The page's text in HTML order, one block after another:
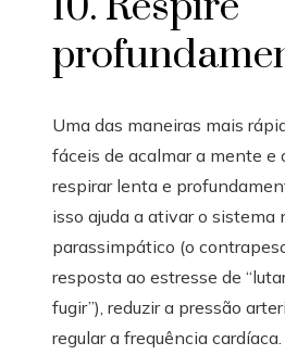
Uma das maneiras mais
fáceis de acalmar a mente e
respirar lenta e
isso ajuda a ativar o sistema
parassimpático (o
resposta ao estresse de
fugir”), reduzir a pressão
regular a frequência cardíaca.